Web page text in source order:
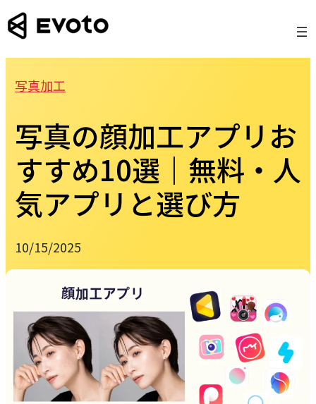
Skip
to
content
写真加工
写真の顔加工アプリお
すすめ10選｜無料・人
気アプリと選び方
10/15/2025